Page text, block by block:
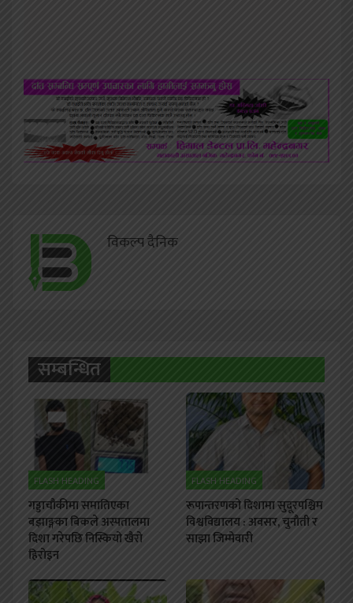
विकल्प दैनिक
सम्बन्धित
FLASH HEADING
गड्डाचौकीमा समातिएका
बझाङ्गका बिकले अस्पतालमा
दिशा गरेपछि निस्कियो खैरो
हिरोइन
FLASH HEADING
रूपान्तरणको दिशामा सुदूरपश्चिम
विश्वविद्यालय : अवसर, चुनौती र
साझा जिम्मेवारी